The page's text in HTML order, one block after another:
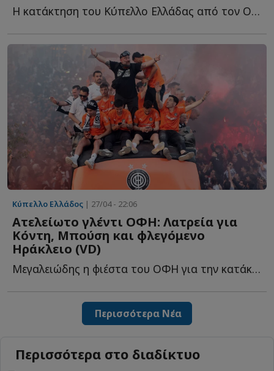
Η κατάκτηση του Κύπελλο Ελλάδας από τον ΟΦΗ δεν έφερε μ...
Κύπελλο Ελλάδος | 27/04 - 22:06
Ατελείωτο γλέντι ΟΦΗ: Λατρεία για
Κόντη, Μπούση και φλεγόμενο
Ηράκλειο (VD)
Μεγαλειώδης η φιέστα του ΟΦΗ για την κατάκτηση του Κ...
Περισσότερα Νέα
Περισσότερα στο διαδίκτυο